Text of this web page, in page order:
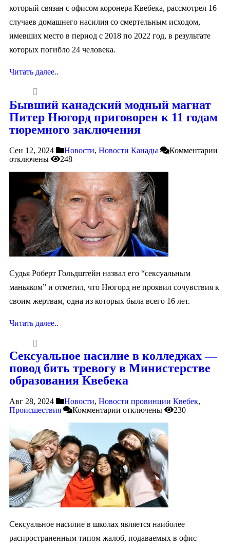
который связан с офисом коронера Квебека, рассмотрел 16
случаев домашнего насилия со смертельным исходом,
имевших место в период с 2018 по 2022 год, в результате
которых погибло 24 человека.
Читать далее..
Бывший канадский модный магнат
Питер Нюгорд приговорен к 11 годам
тюремного заключения
Сен 12, 2024 Новости, Новости Канады
Комментарии
отключены
248
Судья Роберт Гольдштейн назвал его “сексуальным
маньяком” и отметил, что Нюгорд не проявил сочувствия к
своим жертвам, одна из которых была всего 16 лет.
Читать далее..
Сексуальное насилие в колледжах —
повод бить тревогу в Министерстве
образования Квебека
Авг 28, 2024 Новости, Новости провинции Квебек,
Происшествия
Комментарии отключены 230
Сексуальное насилие в школах является наиболее
распространенным типом жалоб, подаваемых в офис